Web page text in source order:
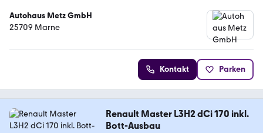
Autohaus Metz GmbH
25709 Marne
Kontakt Parken
Renault Master L3H2 dCi 170 inkl.
Bott-Ausbau